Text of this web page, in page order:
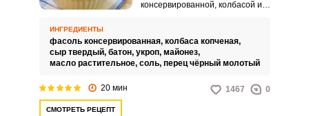
консервированной, колбасой и
питательная закуска для вашего
домашнего стола или
праздника. Готовится
считанные минуты, а еще она
точно порадует всех ваших
ИНГРЕДИЕНТЫ
фасоль консервированная, колбаса копченая,
сыр твердый, батон, укроп, майонез,
масло растительное, соль, перец чёрный молотый
20 мин 1467 0
СМОТРЕТЬ РЕЦЕПТ